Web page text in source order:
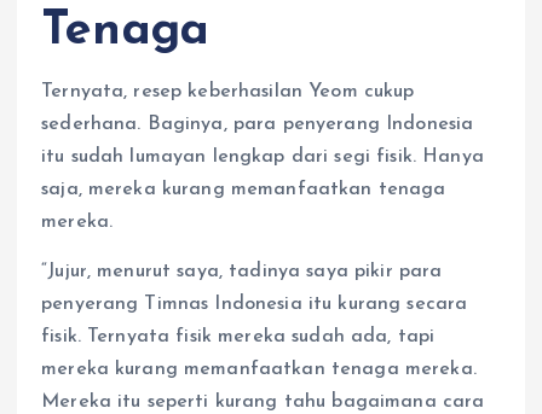
Tenaga
Ternyata, resep keberhasilan Yeom cukup
sederhana. Baginya, para penyerang Indonesia
itu sudah lumayan lengkap dari segi fisik. Hanya
saja, mereka kurang memanfaatkan tenaga
mereka.
“Jujur, menurut saya, tadinya saya pikir para
penyerang Timnas Indonesia itu kurang secara
fisik. Ternyata fisik mereka sudah ada, tapi
mereka kurang memanfaatkan tenaga mereka.
Mereka itu seperti kurang tahu bagaimana cara